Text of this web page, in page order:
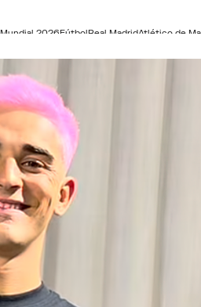
Mundial 2026FútbolReal MadridAtlético de